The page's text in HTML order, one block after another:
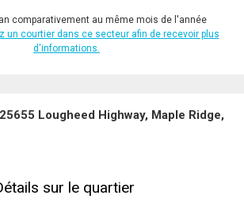
comparativement au même mois de l'année
un courtier dans ce secteur afin de recevoir plus
d'informations.
Lougheed Highway, Maple Ridge,
sur le quartier